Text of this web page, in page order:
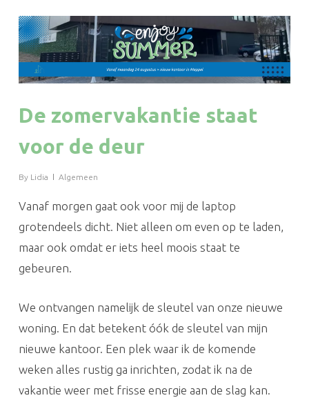
De zomervakantie staat
voor de deur
By Lidia Algemeen
Vanaf morgen gaat ook voor mij de laptop
grotendeels dicht. Niet alleen om even op te laden,
maar ook omdat er iets heel moois staat te
gebeuren.
We ontvangen namelijk de sleutel van onze nieuwe
woning. En dat betekent óók de sleutel van mijn
nieuwe kantoor. Een plek waar ik de komende
weken alles rustig ga inrichten, zodat ik na de
vakantie weer met frisse energie aan de slag kan.